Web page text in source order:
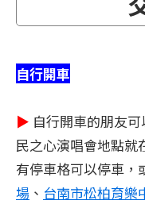
自行開車
▶ 自行開車的朋友
民之心演唱會地點就
有停車格可以停車，
場 、 台南市松柏育樂